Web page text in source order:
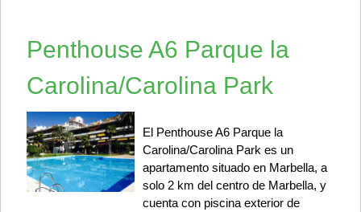
Penthouse A6 Parque la
Carolina/Carolina Park
El Penthouse A6 Parque la
Carolina/Carolina Park es un
apartamento situado en Marbella, a
solo 2 km del centro de Marbella, y
cuenta con piscina exterior de